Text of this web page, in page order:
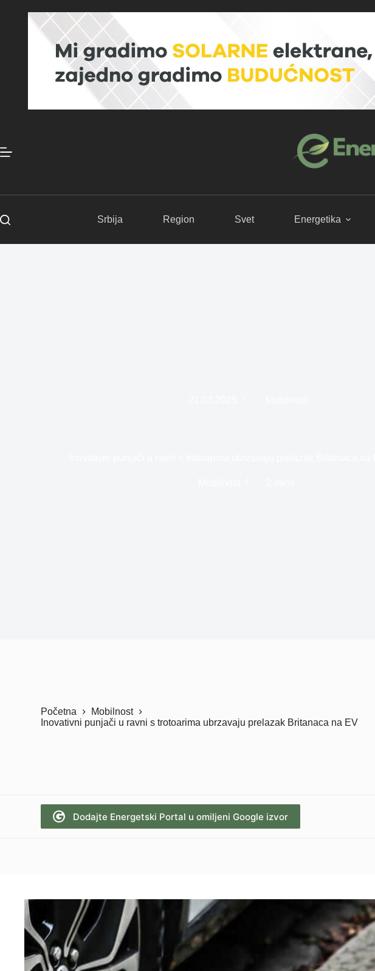
Srbija Region Svet Energetika
Početna
Mobilnost
Inovativni punjači u ravni s trotoarima ubrzavaju prelazak Britanaca na EV
Dodajte Energetski Portal u omiljeni Google izvor